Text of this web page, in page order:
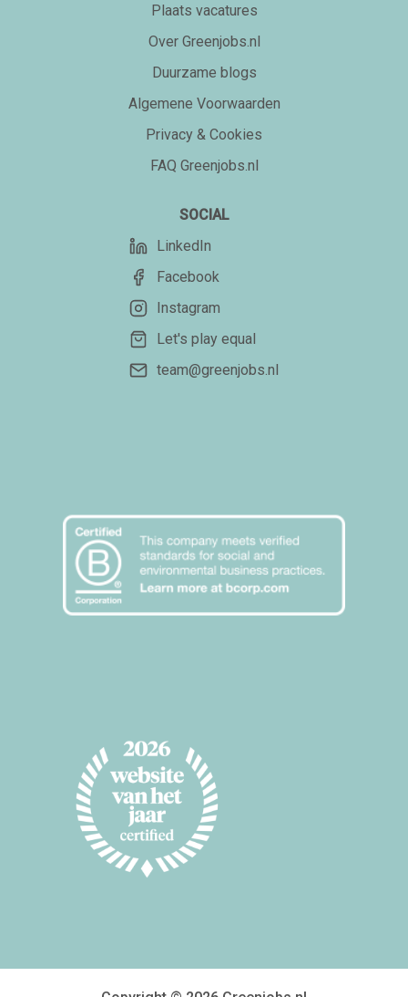
Plaats vacatures
Over Greenjobs.nl
Duurzame blogs
Algemene Voorwaarden
Privacy & Cookies
FAQ Greenjobs.nl
SOCIAL
LinkedIn
Facebook
Instagram
Let's play equal
team@greenjobs.nl